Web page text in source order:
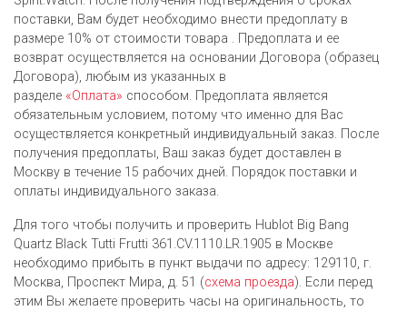
поставки, Вам будет необходимо внести предоплату в
размере 10% от стоимости товара . Предоплата и ее
возврат осуществляется на основании Договора (образец
Договора), любым из указанных в
разделе «Оплата» способом. Предоплата является
обязательным условием, потому что именно для Вас
осуществляется конкретный индивидуальный заказ. После
получения предоплаты, Ваш заказ будет доставлен в
Москву в течение 15 рабочих дней. Порядок поставки и
оплаты индивидуального заказа.
Для того чтобы получить и проверить Hublot Big Bang
Quartz Black Tutti Frutti 361.CV.1110.LR.1905 в Москве
необходимо прибыть в пункт выдачи по адресу: 129110, г.
Москва, Проспект Мира, д. 51 (схема проезда). Если перед
этим Вы желаете проверить часы на оригинальность, то